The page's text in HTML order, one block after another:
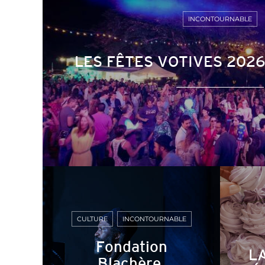
LES FÊTES VOTIVES
INCONTOURNABLE
Fondation
CULTURE INCONTOURNABLE